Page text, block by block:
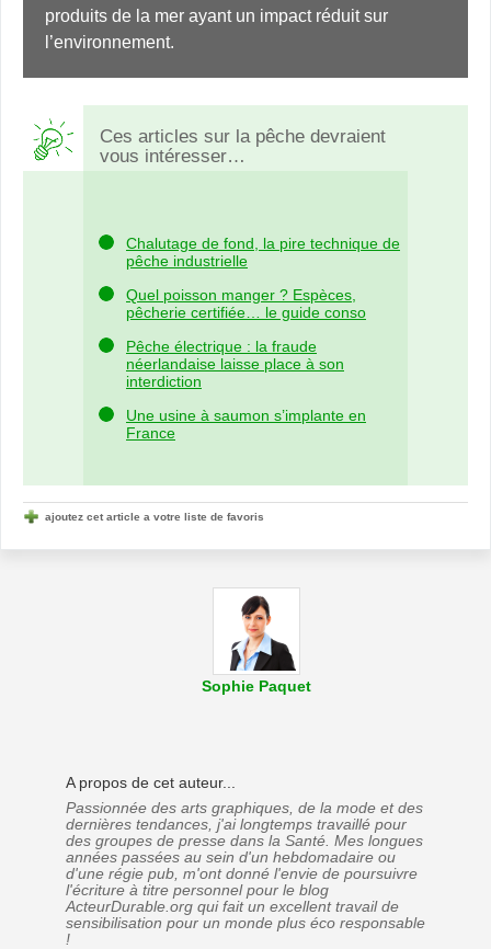
produits de la mer ayant un impact réduit sur
l’environnement.
Ces articles sur la pêche devraient
vous intéresser…
Chalutage de fond, la pire technique de
pêche industrielle
Quel poisson manger ? Espèces,
pêcherie certifiée… le guide conso
Pêche électrique : la fraude
néerlandaise laisse place à son
interdiction
Une usine à saumon s’implante en
France
ajoutez cet article a votre liste de favoris
Sophie Paquet
A propos de cet auteur...
Passionnée des arts graphiques, de la mode et des
dernières tendances, j'ai longtemps travaillé pour
des groupes de presse dans la Santé. Mes longues
années passées au sein d'un hebdomadaire ou
d'une régie pub, m'ont donné l'envie de poursuivre
l'écriture à titre personnel pour le blog
ActeurDurable.org qui fait un excellent travail de
sensibilisation pour un monde plus éco responsable
!